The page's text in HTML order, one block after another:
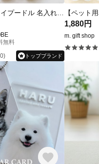
無料
トップブランド
1,880円
m. gift shop